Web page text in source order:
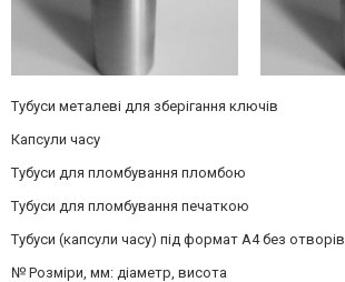
Тубуси металеві для зберігання ключів
Капсули часу
Тубуси для пломбування пломбою
Тубуси для пломбування печаткою
Тубуси (капсули часу) під формат А4 без отворів
№ Розміри, мм: діаметр, висота